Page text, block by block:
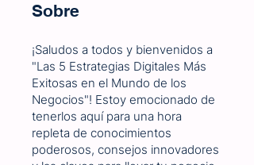
Sobre
¡Saludos a todos y bienvenidos a
"Las 5 Estrategias Digitales Más
Exitosas en el Mundo de los
Negocios"! Estoy emocionado de
tenerlos aquí para una hora
repleta de conocimientos
poderosos, consejos innovadores